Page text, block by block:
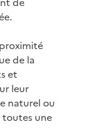
de la
et
leur
naturel ou
une